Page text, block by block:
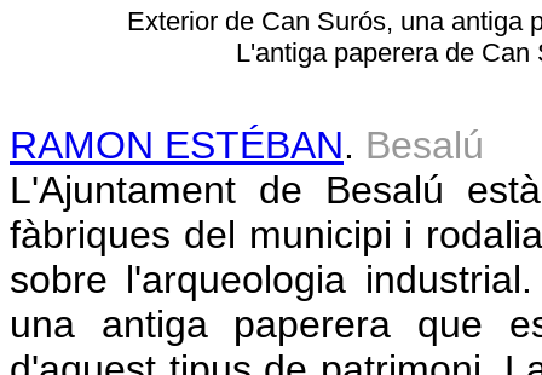
Exterior de Can Surós, una antiga
L'antiga paperera de
RAMON ESTÉBAN. Besalú
L'Ajuntament de Besalú
fàbriques del municipi i
sobre l'arqueologia
una antiga paperera que